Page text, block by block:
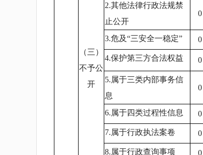
（三）
不予公
开
2.其他法律行政法规禁
止公开
0
3.危及“三安全一稳定” 0
4.保护第三方合法权益 0
5.属于三类内部事务信
息
0
6.属于四类过程性信息 0
7.属于行政执法案卷 0
8.属于行政查询事项 0